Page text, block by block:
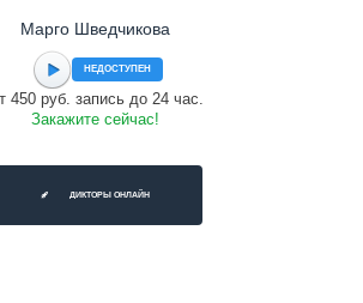
Марго Шведчикова
НЕДОСТУПЕН
450 руб. запись до 24 час.
Закажите сейчас!
ДИКТОРЫ ОНЛАЙН